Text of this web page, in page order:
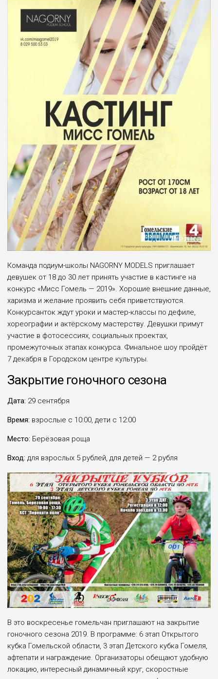
Команда подиум-школы NAGORNY MODELS приглашает
девушек от 18 до 30 лет принять участие в кастинге на
конкурс «Мисс Гомель — 2019». Хорошие внешние данные,
харизма и желание проявить себя приветствуются.
Конкурсанток ждут уроки и мастер-классы по дефиле,
хореографии и актёрскому мастерству. Девушки примут
участие в фотосессиях, социальных проектах,
промежуточных этапах конкурса. Финальное шоу пройдёт
7 декабря в Городском центре культуры.
Закрытие гоночного сезона
Дата: 29 сентября
Время: взрослые с 10:00, дети с 12:00
Место: Берёзовая роща
Вход: для взрослых 5 рублей, для детей — 2 рубля
В это воскресенье гомельчан приглашают на закрытие
гоночного сезона 2019. В программе: 6 этап Открытого
кубка Гомельской области, 3 этап Детского кубка Гомеля,
афтепати и награждение. Организаторы обещают удобную
локацию, интересный динамичный круг, скоростные